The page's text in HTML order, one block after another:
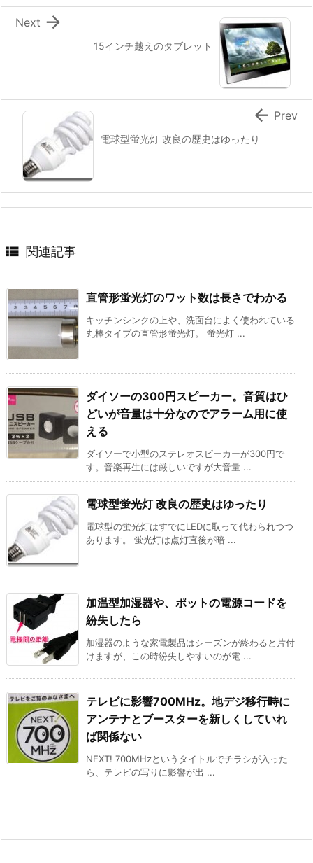
15インチ越えのタブレット

Next
電球型蛍光灯 改良の歴史はゆったり
 Prev
 関連記事
直管形蛍光灯のワット数は長さでわかる
キッチンシンクの上や、洗面台によく使われている
丸棒タイプの直管形蛍光灯。 蛍光灯 ...
ダイソーの300円スピーカー。音質はひ
どいが音量は十分なのでアラーム用に使
える
ダイソーで小型のステレオスピーカーが300円で
す。音楽再生には厳しいですが大音量 ...
電球型蛍光灯 改良の歴史はゆったり
電球型の蛍光灯はすでにLEDに取って代わられつつ
あります。 蛍光灯は点灯直後が暗 ...
加温型加湿器や、ポットの電源コードを
紛失したら
加湿器のような家電製品はシーズンが終わると片付
けますが、この時紛失しやすいのが電 ...
テレビに影響700MHz。地デジ移行時に
アンテナとブースターを新しくしていれ
ば関係ない
NEXT! 700MHzというタイトルでチラシが入った
ら、テレビの写りに影響が出 ...